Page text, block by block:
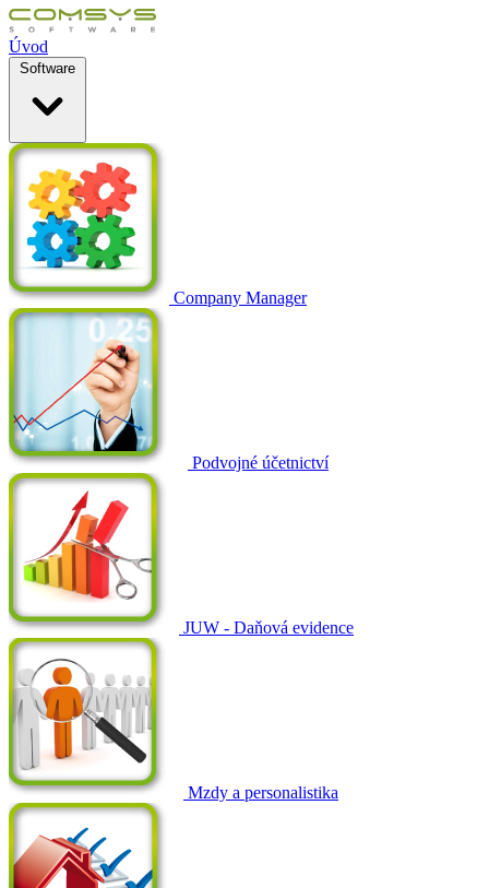
Úvod
Software
Company Manager
Podvojné účetnictví
JUW - Daňová evidence
Mzdy a personalistika